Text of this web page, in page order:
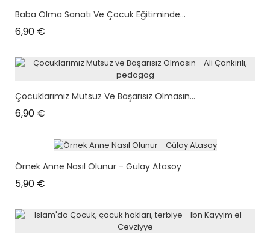
Baba Olma Sanatı Ve Çocuk Eğitiminde...
6,90 €
Çocuklarımız Mutsuz Ve Başarısız Olmasın...
6,90 €
Örnek Anne Nasıl Olunur - Gülay Atasoy
5,90 €